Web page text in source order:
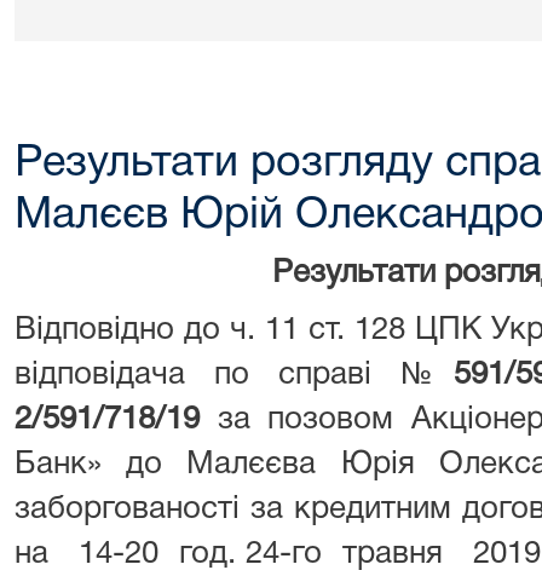
Результати розгляду
Малєєв Юрій
Результати
Відповідно до ч. 11 ст. 128 ЦПК
відповідача по справі №
2/591/718/19за позовом
Банк» до Малєєва Юрія
заборгованості за кредитним
на 14-20 год. 24-го травня 2019